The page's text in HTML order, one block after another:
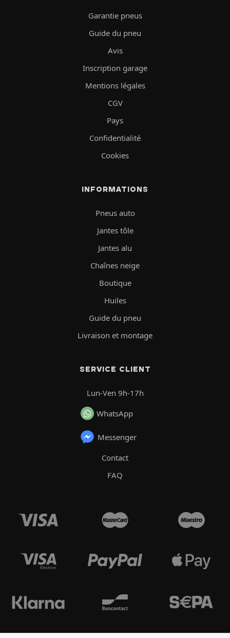
Garantie pneus
Guide du pneu
Avis
Inscription garage
Mentions légales
CGV
Pays
Confidentialité
Cookies
INFORMATIONS
Pneus auto
Jantes tôle
Jantes alu
Chaînes neige
Boutique
Huiles
Guide du pneu
Livraison et montage
SERVICE CLIENT
Lun-Ven 9h-17h
WhatsApp
Messenger
Contact
FAQ